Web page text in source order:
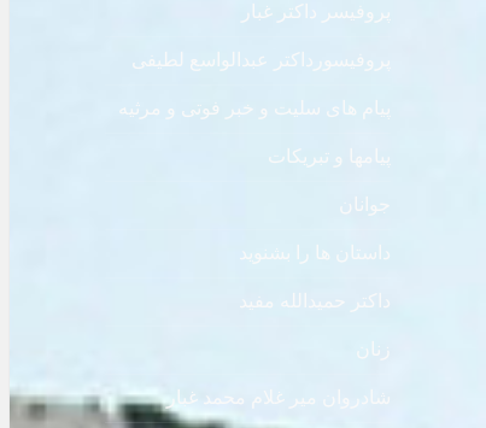
پروفیسر داکتر غبار
پروفیسورداکتر عبدالواسع لطیفی
پیام های سلیت و خبر فوتی و مرثیه
پیامها و تبریکات
جوانان
داستان ها را بشنوید
داکتر حمیدالله مفید
زنان
شادروان میر غلام محمد غبار